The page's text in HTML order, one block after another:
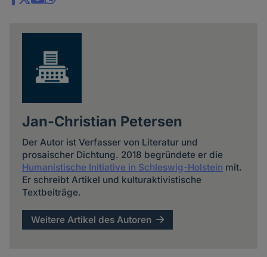
Share
Jan-Christian Petersen
Der Autor ist Verfasser von Literatur und
prosaischer Dichtung. 2018 begründete er die
Humanistische Initiative in Schleswig-Holstein mit.
Er schreibt Artikel und kulturaktivistische
Textbeiträge.
Weitere Artikel des Autoren